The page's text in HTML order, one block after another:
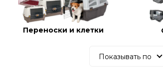
Переноски и клетки
Показывать по